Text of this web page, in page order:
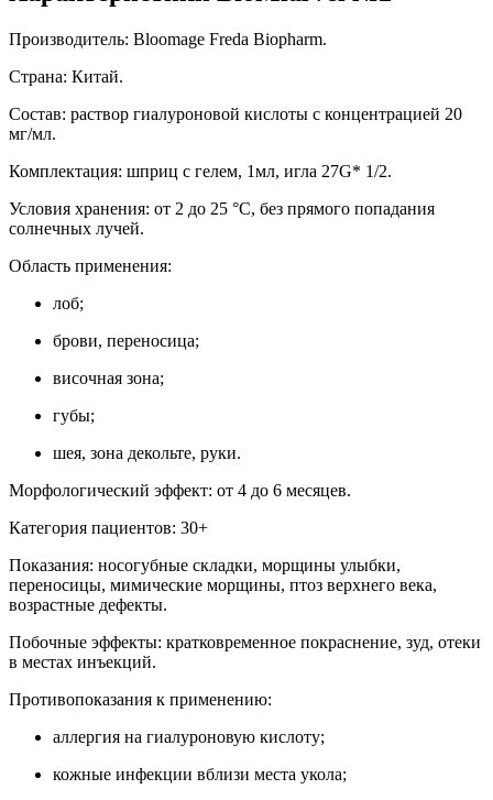
Производитель: Bloomage Freda Biopharm.
Страна: Китай.
Состав: раствор гиалуроновой кислоты с концентрацией 20
мг/мл.
Комплектация: шприц с гелем, 1мл, игла 27G* 1/2.
Условия хранения: от 2 до 25 °С, без прямого попадания
солнечных лучей.
Область применения:
лоб;
брови, переносица;
височная зона;
губы;
шея, зона декольте, руки.
Морфологический эффект: от 4 до 6 месяцев.
Категория пациентов: 30+
Показания: носогубные складки, морщины улыбки,
переносицы, мимические морщины, птоз верхнего века,
возрастные дефекты.
Побочные эффекты: кратковременное покраснение, зуд, отеки
в местах инъекций.
Противопоказания к применению:
аллергия на гиалуроновую кислоту;
кожные инфекции вблизи места укола;